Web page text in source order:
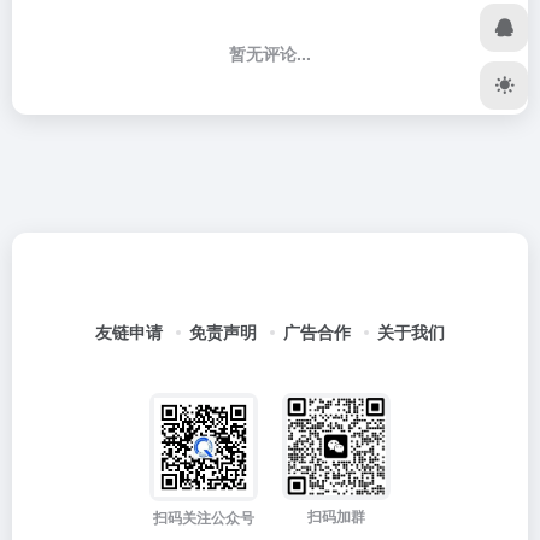
暂无评论...
友链申请 免责声明 广告合作 关于我们
扫码关注公众号 扫码加群